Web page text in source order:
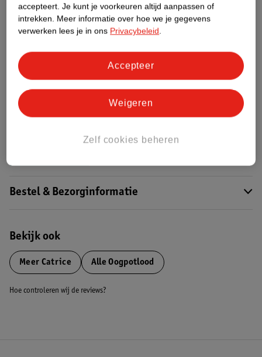
Over dit product
Productinformatie
Etiketinformatie
Nature Impact Score
Meer informatie
Bestel & Bezorginformatie
Bekijk ook
Meer Catrice Alle Oogpotlood
Hoe controleren wij de reviews?
accepteert. Je kunt je voorkeuren altijd aanpassen of
intrekken. Meer informatie over hoe we je gegevens
verwerken lees je in ons Privacybeleid.
Zelf cookies beheren
Weigeren
Accepteer